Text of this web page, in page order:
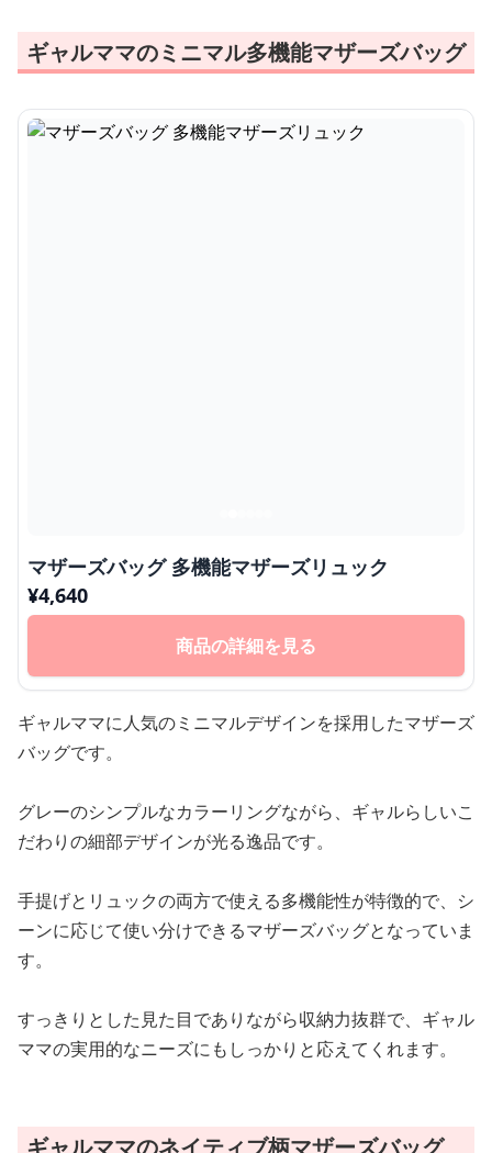
ギャルママのミニマル多機能マザーズバッグ
マザーズバッグ 多機能マザーズリュック
¥4,640
商品の詳細を見る
ギャルママに人気のミニマルデザインを採用したマザーズ
バッグです。
グレーのシンプルなカラーリングながら、ギャルらしいこ
だわりの細部デザインが光る逸品です。
手提げとリュックの両方で使える多機能性が特徴的で、シ
ーンに応じて使い分けできるマザーズバッグとなっていま
す。
すっきりとした見た目でありながら収納力抜群で、ギャル
ママの実用的なニーズにもしっかりと応えてくれます。
ギャルママのネイティブ柄マザーズバッグ